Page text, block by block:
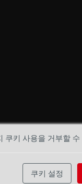
쿠키 사용을 거부할
쿠키 설정